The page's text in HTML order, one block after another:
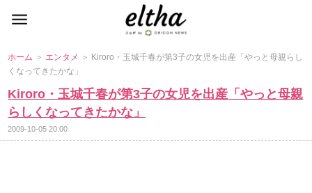
ホーム ＞ エンタメ ＞ Kiroro・玉城千春が第3子の女児を出産「やっと母親らし
くなってきたかな」
Kiroro・玉城千春が第3子の女児を出産「やっと母親
らしくなってきたかな」
2009-10-05 20:00